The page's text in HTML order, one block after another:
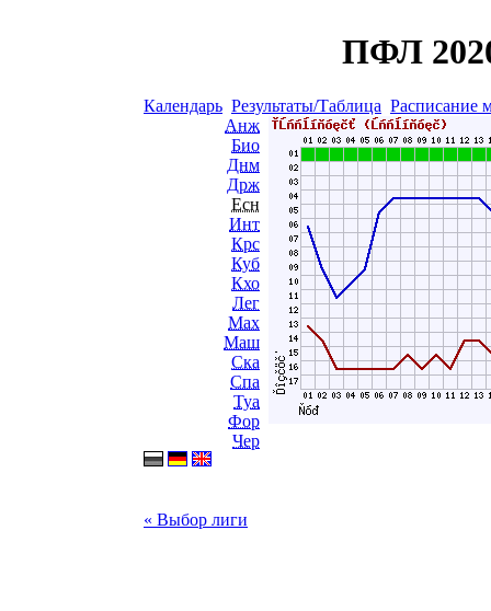
ПФЛ
Календарь Результаты/Таблица Расписание
Анж
Био
Днм
Држ
Есн
Инт
Крс
Куб
Кхо
Лег
Мах
Маш
Ска
Спа
Туа
Фор
Чер
« Выбор лиги